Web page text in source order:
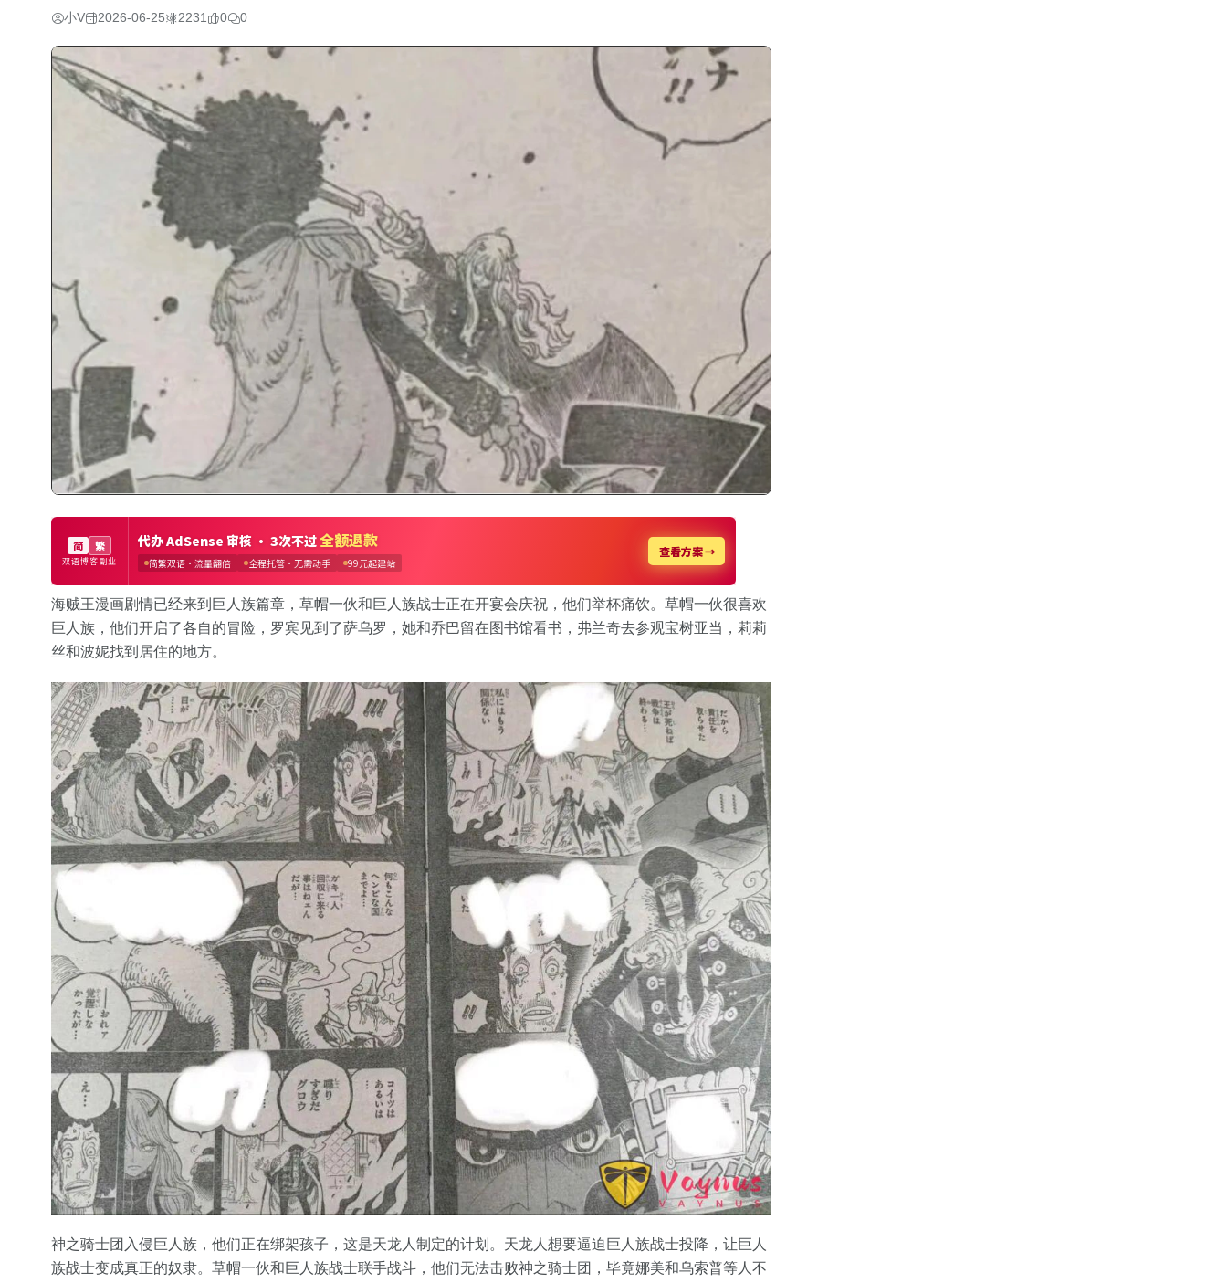
小V 2026-06-25 2231 0 0
海贼王漫画剧情已经来到巨人族篇章，草帽一伙和巨人族战士正在开宴会庆祝，他们举杯痛饮。草帽一伙很喜欢
巨人族，他们开启了各自的冒险，罗宾见到了萨乌罗，她和乔巴留在图书馆看书，弗兰奇去参观宝树亚当，莉莉
丝和波妮找到居住的地方。
神之骑士团入侵巨人族，他们正在绑架孩子，这是天龙人制定的计划。天龙人想要逼迫巨人族战士投降，让巨人
族战士变成真正的奴隶。草帽一伙和巨人族战士联手战斗，他们无法击败神之骑士团，毕竟娜美和乌索普等人不